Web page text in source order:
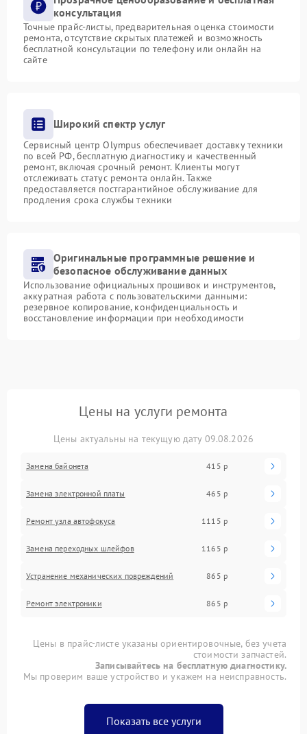
консультация
Точные прайс-листы, предварительная оценка стоимости
ремонта, отсутствие скрытых платежей и возможность
бесплатной консультации по телефону или онлайн на
сайте
Широкий спектр услуг
Сервисный центр Olympus обеспечивает доставку техники
по всей РФ, бесплатную диагностику и качественный
ремонт, включая срочный ремонт. Клиенты могут
отслеживать статус ремонта онлайн. Также
предоставляется постгарантийное обслуживание для
продления срока службы техники
Оригинальные программные решение и
безопасное обслуживание данных
Использование официальных прошивок и инструментов,
аккуратная работа с пользовательскими данными:
резервное копирование, конфиденциальность и
восстановление информации при необходимости
Цены на услуги ремонта
Цены актуальны на текущую дату 09.08.2026
Замена байонета 415 р
Замена электронной платы 465 р
Ремонт узла автофокуса 1115 р
Замена переходных шлейфов 1165 р
Устранение механических повреждений 865 р
Ремонт электроники 865 р
Цены в прайс-листе указаны ориентировочные, без учета
стоимости запчастей.
Записывайтесь на бесплатную диагностику.
Мы проверим ваше устройство и укажем на неисправность.
Показать все услуги